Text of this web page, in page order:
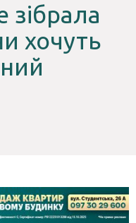
зібрала
хочуть